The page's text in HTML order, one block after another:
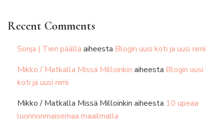
Recent Comments
Sonja | Tien päällä aiheesta Blogin uusi koti ja uusi nimi
Mikko / Matkalla Missä Milloinkin aiheesta Blogin uusi
koti ja uusi nimi
Mikko / Matkalla Missä Milloinkin aiheesta 10 upeaa
luonnonmaisemaa maailmalla